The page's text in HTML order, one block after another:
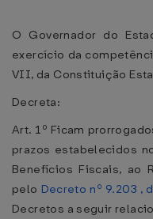
O Governador do
exercício da
VII, da Constituição
Decreta:
Art. 1º Ficam
prazos estabelecidos
Benefícios Fiscais, ao
pelo Decreto nº 9.203 ,
Decretos a seguir